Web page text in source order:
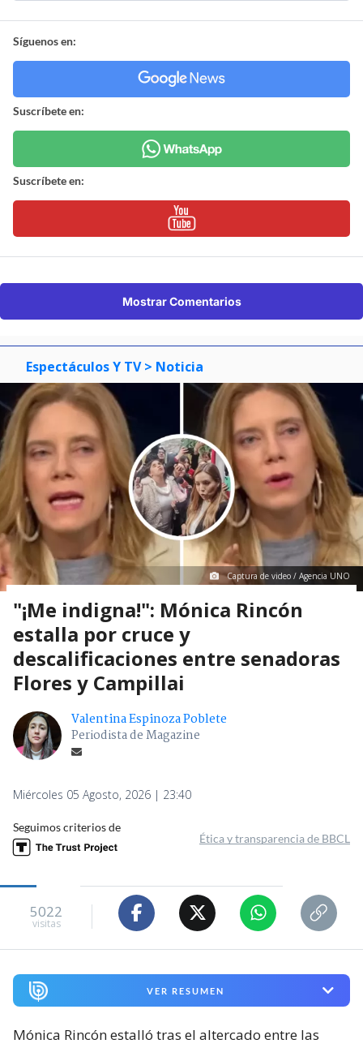
Síguenos en:
Suscríbete en:
Suscríbete en:
Mostrar Comentarios
Espectáculos Y TV > Noticia
Captura de video / Agencia UNO
"¡Me indigna!": Mónica Rincón
estalla por cruce y
descalificaciones entre senadoras
Flores y Campillai
Valentina Espinoza Poblete
Periodista de Magazine
Miércoles 05 Agosto, 2026 | 23:40
Seguimos criterios de
Ética y transparencia de BBCL
5022
visitas
VER RESUMEN
Mónica Rincón estalló tras el altercado entre las